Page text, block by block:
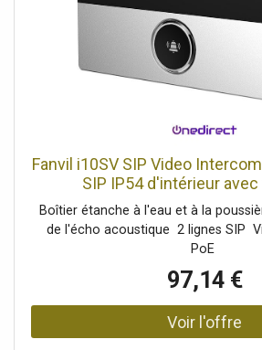
Fanvil i10SV SIP Video
SIP IP54 d'intérieur avec
Boîtier étanche à l'eau et à la
de l'écho acoustique 2 lignes SIP
PoE
97,14 €